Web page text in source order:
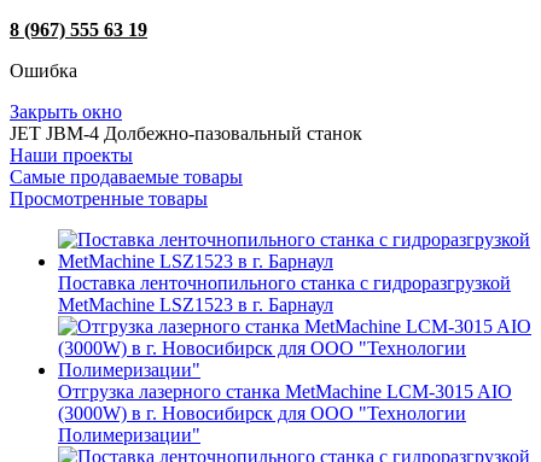
8 (967) 555 63 19
Ошибка
Закрыть окно
JET JBM-4 Долбежно-пазовальный станок
Наши проекты
Самые продаваемые товары
Просмотренные товары
Поставка ленточнопильного станка c гидроразгрузкой
MetMachine LSZ1523 в г. Барнаул
Отгрузка лазерного станка MetMachine LCM-3015 AIO
(3000W) в г. Новосибирск для ООО "Технологии
Полимеризации"